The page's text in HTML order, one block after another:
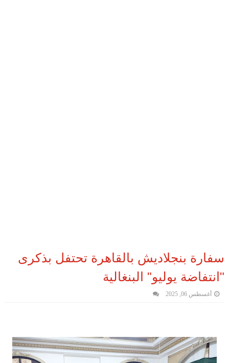
سفارة بنجلاديش بالقاهرة تحتفل بذكرى
"انتفاضة يوليو" البنغالية
أغسطس 06, 2025